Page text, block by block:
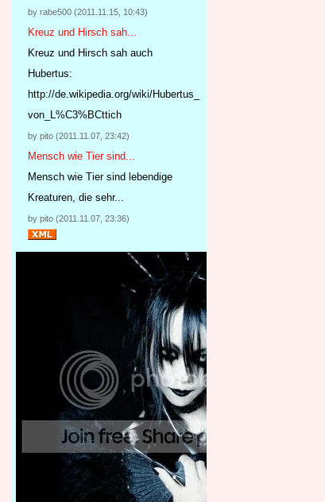
by rabe500 (2011.11.15, 10:43)
Kreuz und Hirsch sah...
Kreuz und Hirsch sah auch
Hubertus:
http://de.wikipedia.org/wiki/Hubertus_
von_L%C3%BCttich
by pito (2011.11.07, 23:42)
Mensch wie Tier sind...
Mensch wie Tier sind lebendige
Kreaturen, die sehr...
by pito (2011.11.07, 23:36)